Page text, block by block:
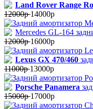
Land Rover Range
12000р14000р
Mercedes GL-164
12000р16000р
Lexus GX 470/460
11000р13000р
Porsche Panamera
15000р17000р